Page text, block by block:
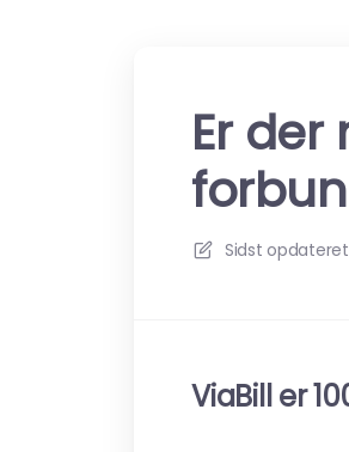
Er
Sidst
ViaBill er